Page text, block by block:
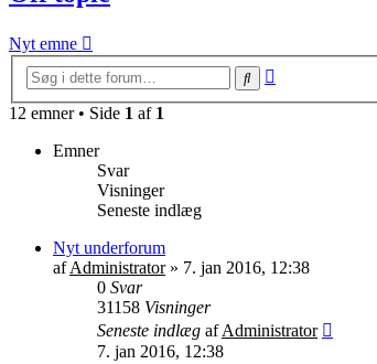
Nyt emne
Søg
12 emner • Side 1 af 1
Emner
Svar
Visninger
Seneste indlæg
Nyt underforum
afAdministrator» 7. jan 2016, 12:38
0 Svar
31158 Visninger
Seneste indlæg afAdministrator
7. jan 2016, 12:38